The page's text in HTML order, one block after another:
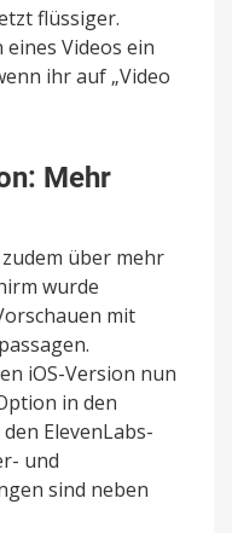
flüssiger.
Videos ein
ihr auf „Video
Mehr
über mehr
wurde
mit
iOS-Version nun
in den
ElevenLabs-
und
sind neben